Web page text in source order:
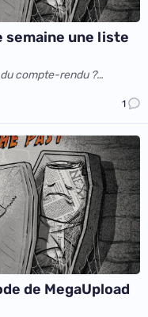
une liste
compte-rendu ?
1
de MegaUpload